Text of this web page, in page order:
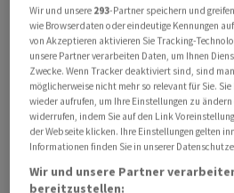
Zinssorgen nach unerwartet
Konjunkturdaten nachgelassen
eine Zinspause der US-
erneut aufleben lassen. Derzeit
Konjunkturdaten als gut für die
betrachtet, sagte ein
Der Swiss Market Index (SMI)
Prozent auf 11'071,27 Punkte.
Wir und unsere 293-Partner speichern und
wie Browserdaten oder eindeutige Kennungen
von Akzeptieren aktivieren Sie Tracking-
unsere Partner verarbeiten Daten, um Ihnen
Zwecke. Wenn Tracker deaktiviert sind, sind
möglicherweise nicht mehr so relevant für Sie.
wieder aufrufen, um Ihre Einstellungen zu
widerrufen, indem Sie auf den Link
der Webseite klicken. Ihre Einstellungen gelten
Informationen finden Sie in unserer
Wir und unsere Partner
bereitzustellen: